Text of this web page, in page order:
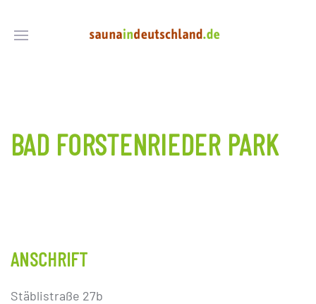
BAD FORSTENRIEDER PARK
ANSCHRIFT
Stäblistraße 27b